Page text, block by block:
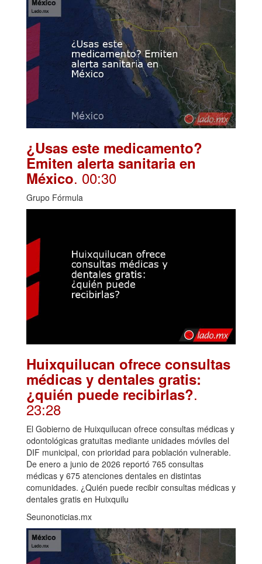
¿Usas este medicamento?
Emiten alerta sanitaria en
México. 00:30
Grupo Fórmula
Huixquilucan ofrece consultas
médicas y dentales gratis:
¿quién puede recibirlas?.
23:28
El Gobierno de Huixquilucan ofrece consultas médicas y
odontológicas gratuitas mediante unidades móviles del
DIF municipal, con prioridad para población vulnerable.
De enero a junio de 2026 reportó 765 consultas
médicas y 675 atenciones dentales en distintas
comunidades. ¿Quién puede recibir consultas médicas y
dentales gratis en Huixquilu
Seunonoticias.mx